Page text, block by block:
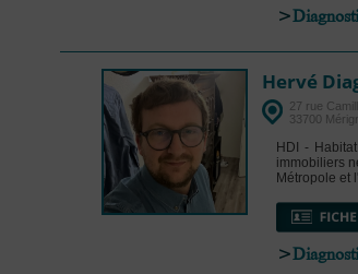
>
Hervé
27 rue
33700
HDI -
immobiliers
Métropole et
>